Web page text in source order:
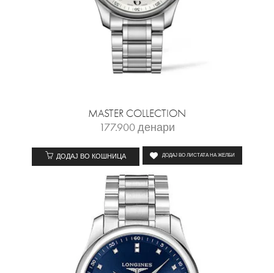
MASTER COLLECTION
177.900денари
ДОДАЈ ВО КОШНИЦА ДОДАЈ ВО ЛИСТАТА НА ЖЕЛБИ